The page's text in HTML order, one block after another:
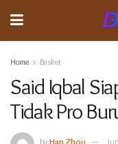
Home Basket
Said Iqbal
Tidak Pro
byHan Zhou